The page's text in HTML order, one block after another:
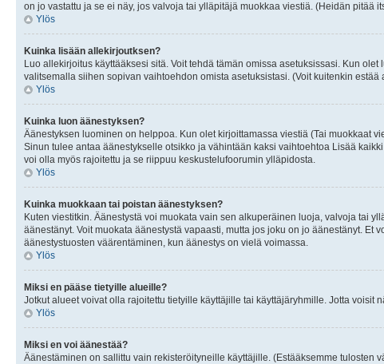
on jo vastattu ja se ei näy, jos valvoja tai ylläpitäjä muokkaa viestiä. (Heidän pitää
Ylös
Kuinka lisään allekirjoutksen?
Luo allekirjoitus käyttääksesi sitä. Voit tehdä tämän omissa asetuksissasi. Kun
valitsemalla siihen sopivan vaihtoehdon omista asetuksistasi. (Voit kuitenkin
Ylös
Kuinka luon äänestyksen?
Äänestyksen luominen on helppoa. Kun olet kirjoittamassa viestiä (Tai muokkaat
Sinun tulee antaa äänestykselle otsikko ja vähintään kaksi vaihtoehtoa Lisää
voi olla myös rajoitettu ja se riippuu keskustelufoorumin ylläpidosta.
Ylös
Kuinka muokkaan tai poistan äänestyksen?
Kuten viestitkin. Äänestystä voi muokata vain sen alkuperäinen luoja, valvoja tai
äänestänyt. Voit muokata äänestystä vapaasti, mutta jos joku on jo äänestänyt.
äänestystuosten väärentäminen, kun äänestys on vielä voimassa.
Ylös
Miksi en pääse tietyille alueille?
Jotkut alueet voivat olla rajoitettu tietyille käyttäjille tai käyttäjäryhmille. Jotta
Ylös
Miksi en voi äänestää?
Äänestäminen on sallittu vain rekisteröityneille käyttäjille. (Estääksemme tulosten